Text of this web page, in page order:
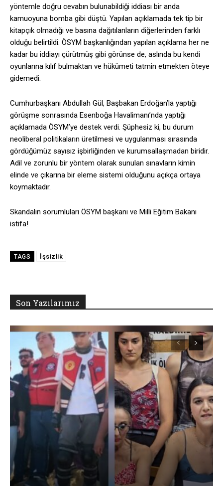
yöntemle doğru cevabın bulunabildiği iddiası bir anda
kamuoyuna bomba gibi düştü. Yapılan açıklamada tek tip bir
kitapçık olmadığı ve basına dağıtılanların diğerlerinden farklı
olduğu belirtildi. ÖSYM başkanlığından yapılan açıklama her ne
kadar bu iddiayı çürütmüş gibi görünse de, aslında bu kendi
oyunlarına kılıf bulmaktan ve hükümeti tatmin etmekten öteye
gidemedi.
Cumhurbaşkanı Abdullah Gül, Başbakan Erdoğan’la yaptığı
görüşme sonrasında Esenboğa Havalimanı’nda yaptığı
açıklamada ÖSYM’ye destek verdi. Şüphesiz ki, bu durum
neoliberal politikaların üretilmesi ve uygulanması sırasında
gördüğümüz sayısız işbirliğinden ve kurumsallaşmadan biridir.
Adil ve zorunlu bir yöntem olarak sunulan sınavların kimin
elinde ve çıkarına bir eleme sistemi olduğunu açıkça ortaya
koymaktadır.
Skandalın sorumluları ÖSYM başkanı ve Milli Eğitim Bakanı
istifa!
TAGS İşsizlik
Son Yazılarımız